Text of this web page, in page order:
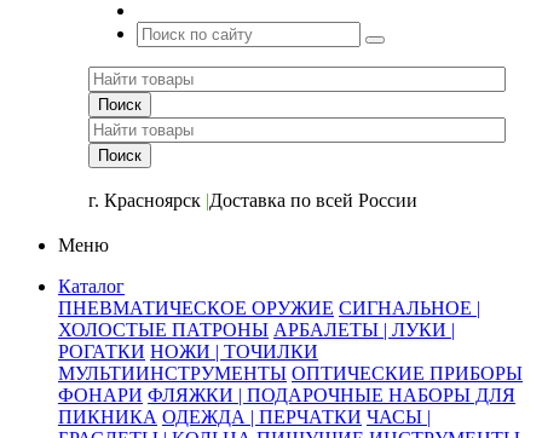
г. Красноярск |Доставка по всей России
Меню
Каталог
ПНЕВМАТИЧЕСКОЕ ОРУЖИЕ СИГНАЛЬНОЕ |
ХОЛОСТЫЕ ПАТРОНЫ АРБАЛЕТЫ | ЛУКИ |
РОГАТКИ НОЖИ | ТОЧИЛКИ
МУЛЬТИИНСТРУМЕНТЫ ОПТИЧЕСКИЕ ПРИБОРЫ
ФОНАРИ ФЛЯЖКИ | ПОДАРОЧНЫЕ НАБОРЫ ДЛЯ
ПИКНИКА ОДЕЖДА | ПЕРЧАТКИ ЧАСЫ |